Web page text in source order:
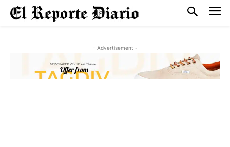
- Advertisement -